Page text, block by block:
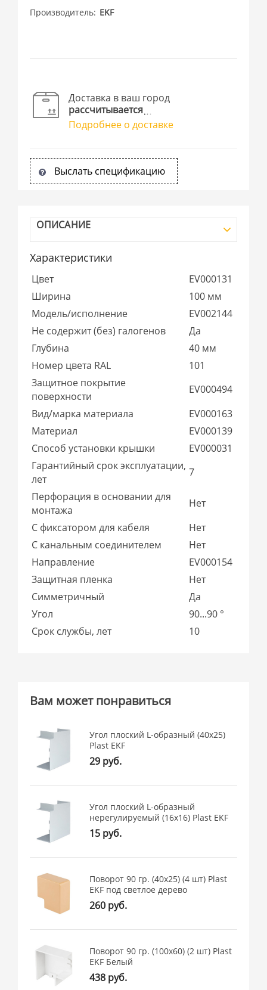
Производитель EKF
Доставка в ваш город
рассчитывается
Подробнее о доставке
Выслать спецификацию
ОПИСАНИЕ
Характеристики
Цвет
EV000131
Ширина
100 мм
Модель/исполнение
EV002144
Не содержит (без) галогенов
Да
Глубина
40 мм
Номер цвета RAL
101
Защитное покрытие
поверхности
EV000494
Вид/марка материала
EV000163
Материал
EV000139
Способ установки крышки
EV000031
Гарантийный срок эксплуатации,
лет
7
Перфорация в основании для
монтажа
Нет
С фиксатором для кабеля
Нет
С канальным соединителем
Нет
Направление
EV000154
Защитная пленка
Нет
Симметричный
Да
Угол
90...90 °
Срок службы, лет
10
Вам может понравиться
Угол плоский L-образный (40x25)
Plast EKF
29 руб.
Угол плоский L-образный
нерегулируемый (16x16) Plast EKF
15 руб.
Поворот 90 гр. (40х25) (4 шт) Plast
EKF под светлое дерево
260 руб.
Поворот 90 гр. (100х60) (2 шт) Plast
EKF Белый
438 руб.